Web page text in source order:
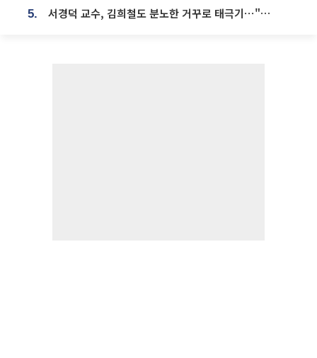
5. 서경덕 교수, 김희철도 분노한 거꾸로 태극기⋯"엉터리는 아냐, 아쉬울 뿐"